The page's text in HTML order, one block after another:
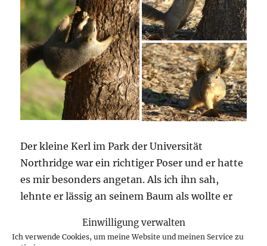
Einwilligung verwalten
Ich verwende Cookies, um meine Website und meinen Service zu
Der kleine Kerl im Park der Universität
Northridge war ein richtiger Poser und er hatte
es mir besonders angetan. Als ich ihn sah,
lehnte er lässig an seinem Baum als wollte er
Ich hatte die Kamera schon wieder weg